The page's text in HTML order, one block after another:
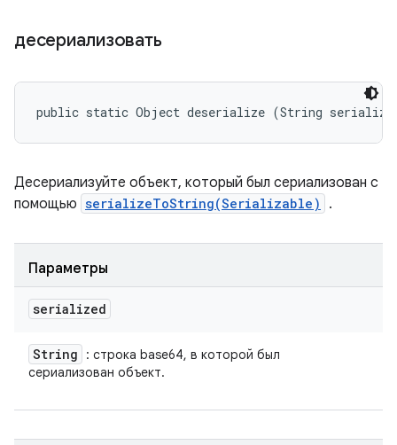
десериализовать
public static Object deserialize (String
Десериализуйте объект, который был сериализован с
помощью serializeToString(Serializable) .
Параметры
serialized
String
: строка base64, в которой был
сериализован объект.